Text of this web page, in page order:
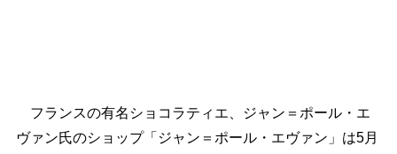
フランスの有名ショコラティエ、ジャン＝ポール・エ
ヴァン氏のショップ「ジャン＝ポール・エヴァン」は5月